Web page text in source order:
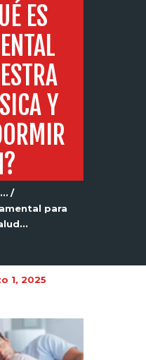
ES
Y
...
para
1, 2025